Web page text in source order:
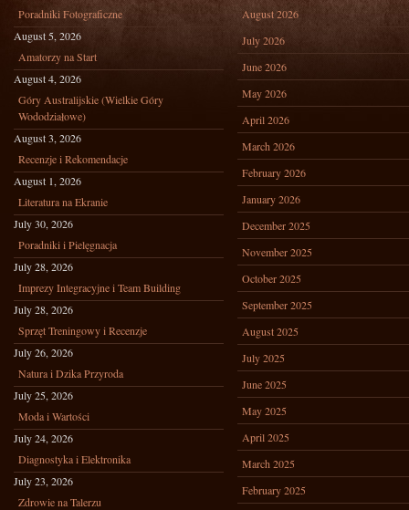
Poradniki Fotograficzne
August 5, 2026
Amatorzy na Start
August 4, 2026
Góry Australijskie (Wielkie Góry
Wododziałowe)
August 3, 2026
Recenzje i Rekomendacje
August 1, 2026
Literatura na Ekranie
July 30, 2026
Poradniki i Pielęgnacja
July 28, 2026
Imprezy Integracyjne i Team Building
July 28, 2026
Sprzęt Treningowy i Recenzje
July 26, 2026
Natura i Dzika Przyroda
July 25, 2026
Moda i Wartości
July 24, 2026
Diagnostyka i Elektronika
July 23, 2026
Zdrowie na Talerzu
August 2026
July 2026
June 2026
May 2026
April 2026
March 2026
February 2026
January 2026
December 2025
November 2025
October 2025
September 2025
August 2025
July 2025
June 2025
May 2025
April 2025
March 2025
February 2025